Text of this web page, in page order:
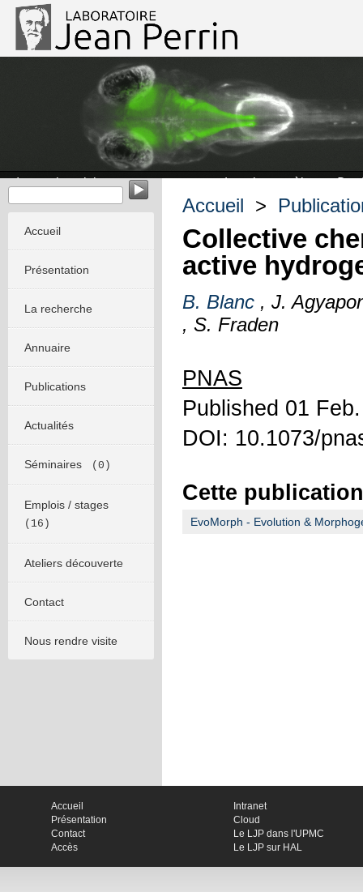
Imagerie calcique et comportement du poisson zèbre et
Accueil
Présentation
La recherche
Annuaire
Publications
Actualités
Séminaires (0)
Emplois / stages
(16)
Ateliers découverte
Contact
Nous rendre visite
Accueil >
Collective
active
B. Blanc , J.
, S. Fraden
PNAS
Published 01
DOI: 10.1073/
Cette
EvoMorph - Evolution &
Accueil
Présentation
Contact
Accès
Intranet
Cloud
Le LJP dans l'UPMC
Le LJP sur HAL